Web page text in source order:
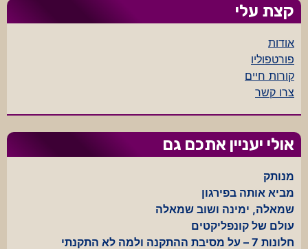
קצת עלי
אודות
פורטפוליו
קורות חיים
צרו קשר
אולי יעניין אתכם גם
מנותק
מביא אותה בפירגון
שמאלה, ימינה ושוב שמאלה
עולם של קונפליקטים
חלונות 7 – על מסיבת ההתקנה ולמה לא התקנתי